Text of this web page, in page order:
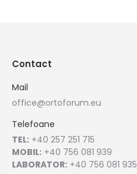
Contact
Mail
office@ortoforum.eu
Telefoane
TEL: +40 257 251 715
MOBIL: +40 756 081 939
LABORATOR: +40 756 081 935